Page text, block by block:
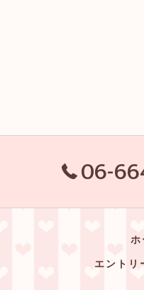
06-
エントリ